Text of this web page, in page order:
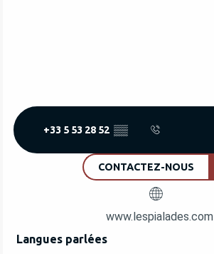
+33 5 53 28 52 ▒▒
CONTACTEZ-NOUS
www.lespialades.com
Langues parlées
Langues parlées